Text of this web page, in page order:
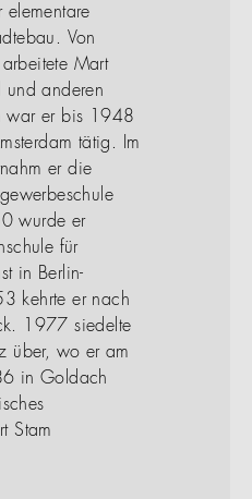
elementare
Von
Mart
und anderen
war er bis 1948
tätig. Im
er die
wurde er
für
in Berlin-
kehrte er nach
1977 siedelte
über, wo er am
in Goldach
Stam